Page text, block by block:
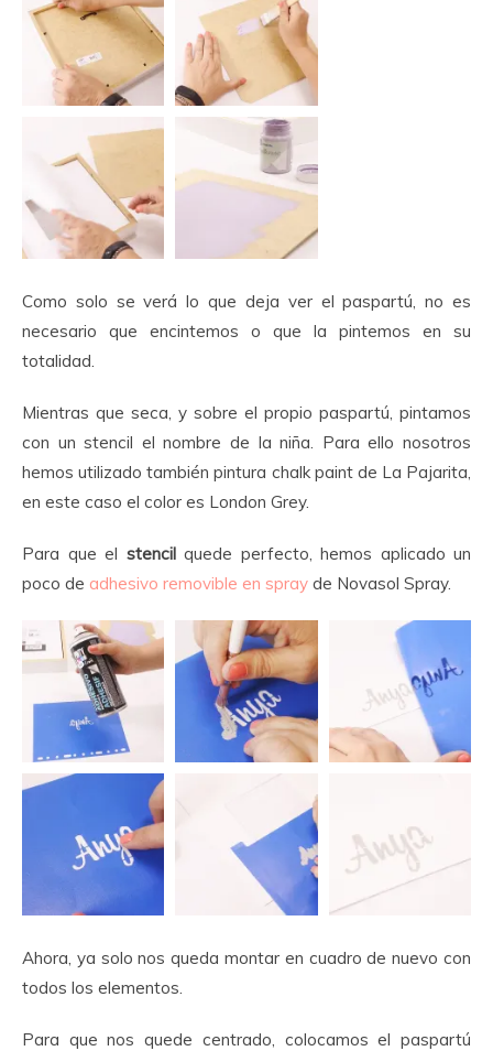
Como solo se verá lo que deja ver el paspartú, no es
necesario que encintemos o que la pintemos en su
totalidad.
Mientras que seca, y sobre el propio paspartú, pintamos
con un stencil el nombre de la niña. Para ello nosotros
hemos utilizado también pintura chalk paint de La Pajarita,
en este caso el color es London Grey.
Para que el stencilquede perfecto, hemos aplicado un
poco de adhesivo removible en spray de Novasol Spray.
Ahora, ya solo nos queda montar en cuadro de nuevo con
todos los elementos.
Para que nos quede centrado, colocamos el paspartú